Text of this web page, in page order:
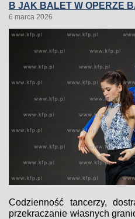
B JAK BALET W OPERZE
6 marca 2026
Codzienność tancerzy,
przekraczanie własnych